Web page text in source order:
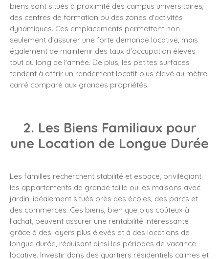
biens sont situés à proximité des campus universitaires,
des centres de formation ou des zones d'activités
dynamiques. Ces emplacements permettent non
seulement d'assurer une forte demande locative, mais
également de maintenir des taux d'occupation élevés
tout au long de l'année. De plus, les petites surfaces
tendent à offrir un rendement locatif plus élevé au mètre
carré comparé aux grandes propriétés.
2. Les Biens Familiaux pour
une Location de Longue Durée
Les familles recherchent stabilité et espace, privilégiant
les appartements de grande taille ou les maisons avec
jardin, idéalement situés près des écoles, des parcs et
des commerces. Ces biens, bien que plus coûteux à
l'achat, peuvent assurer une rentabilité intéressante
grâce à des loyers plus élevés et à des locations de
longue durée, réduisant ainsi les périodes de vacance
locative. Investir dans des quartiers résidentiels calmes et